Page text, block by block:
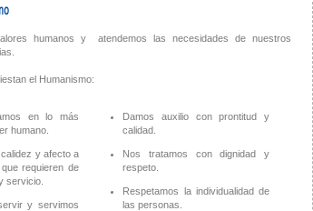
humanos y atendemos las necesidades de nuestros
el Humanismo:
en lo más
humano.
y afecto a
requieren de
servicio.
y servimos
Damos auxilio con prontitud y
calidad.
Nos tratamos con dignidad y
respeto.
Respetamos la individualidad de
las personas.